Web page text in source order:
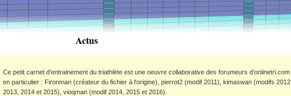
Actus
Ce petit carnet d'entrainement du triathlète est une oeuvre collaborative des forumeurs d'onlinetri.com
en particulier : Fironman (créateur du fichier à l'origine), pierrot2 (modif 2011), kimaswan (modifs 2012,
2013, 2014 et 2015), vioqman (modif 2014, 2015 et 2016).